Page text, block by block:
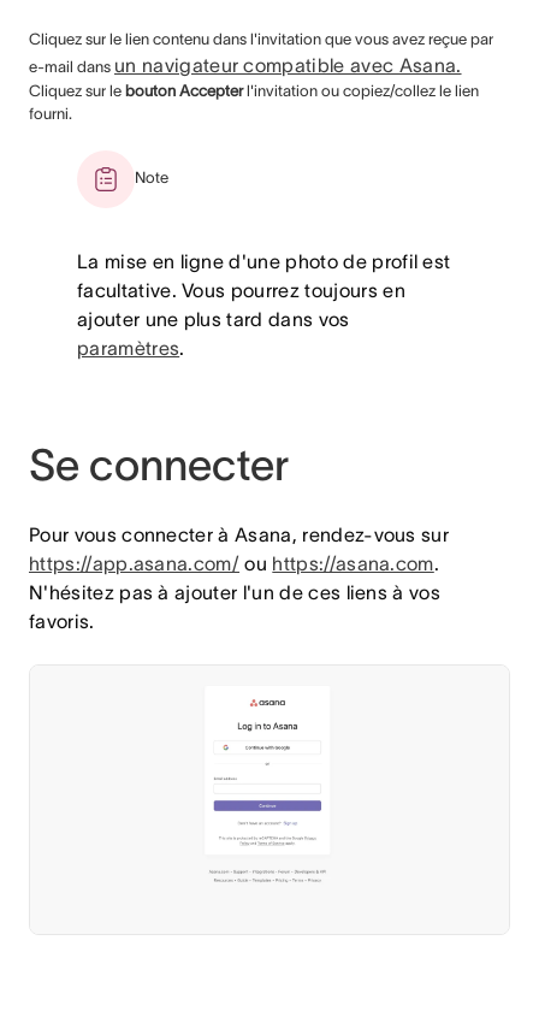
Cliquez sur le lien contenu dans l'invitation que vous avez reçue par
e-mail dans un navigateur compatible avec Asana.
Cliquez sur le bouton Accepterl'invitation ou copiez/collez le lien
fourni.
Note
La mise en ligne d'une photo de profil est
facultative. Vous pourrez toujours en
ajouter une plus tard dans vos
paramètres.
Se connecter
Pour vous connecter à Asana, rendez-vous sur
https://app.asana.com/ ou https://asana.com.
N'hésitez pas à ajouter l'un de ces liens à vos
favoris.